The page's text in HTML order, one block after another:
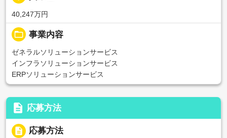
40,247万円
folder_open 事業内容
ゼネラルソリューションサービス
インフラソリューションサービス
ERPソリューションサービス
description 応募方法
description 応募方法